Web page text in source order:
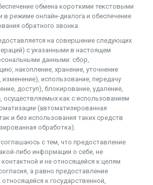
обмена короткими текстовыми
в режиме онлайн-диалога и обеспечение
обратного звонка.
на совершение следующих
с указанными в настоящем
данными: сбор,
накопление, хранение, уточнение
изменение), использование, передачу
доступ), блокирование, удаление,
осуществляемых как с использованием
(автоматизированная
и без использования таких средств
обработка).
с тем, что предоставление
либо информации о себе, не
и не относящейся к целям
а равно предоставление
к государственной,